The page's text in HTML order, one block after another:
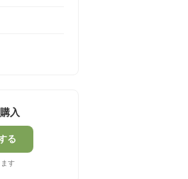
入
る
す